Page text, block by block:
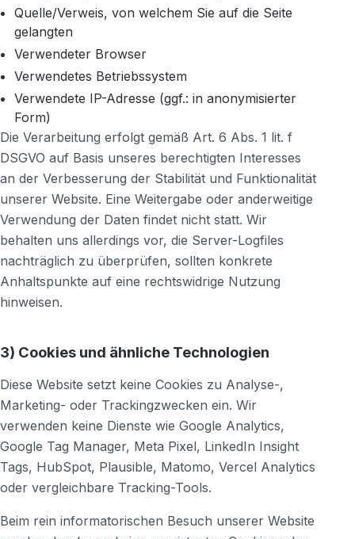
Quelle/Verweis, von welchem Sie auf die Seite
gelangten
Verwendeter Browser
Verwendetes Betriebssystem
Verwendete IP-Adresse (ggf.: in anonymisierter
Form)
Die Verarbeitung erfolgt gemäß Art. 6 Abs. 1 lit. f
DSGVO auf Basis unseres berechtigten Interesses
an der Verbesserung der Stabilität und Funktionalität
unserer Website. Eine Weitergabe oder anderweitige
Verwendung der Daten findet nicht statt. Wir
behalten uns allerdings vor, die Server-Logfiles
nachträglich zu überprüfen, sollten konkrete
Anhaltspunkte auf eine rechtswidrige Nutzung
hinweisen.
3) Cookies und ähnliche Technologien
Diese Website setzt keine Cookies zu Analyse-,
Marketing- oder Trackingzwecken ein. Wir
verwenden keine Dienste wie Google Analytics,
Google Tag Manager, Meta Pixel, LinkedIn Insight
Tags, HubSpot, Plausible, Matomo, Vercel Analytics
oder vergleichbare Tracking-Tools.
Beim rein informatorischen Besuch unserer Website